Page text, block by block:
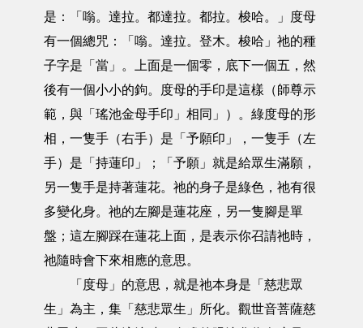
是：「嗡。達拉。都達拉。都拉。梭哈。」度母
有一個總咒：「嗡。達拉。登木。梭哈」祂的種
子字是「當」。上面是一個零，底下一個五，然
後有一個小小的鉤。度母的手印是這樣（師尊示
範，與「瑤池金母手印」相同」）。綠度母的形
相，一隻手（右手）是「予願印」，一隻手（左
手）是「持蓮印」；「予願」就是給眾生滿願，
另一隻手是持著蓮花。祂的身子是綠色，祂有很
多變化身。祂的左腳是蓮花座，另一隻腳是單
盤；這左腳踩在蓮花上面，是表示你召請祂時，
祂隨時會下來相應的意思。
「度母」的意思，就是祂本身是「慈悲眾
生」為主，集「慈悲眾生」所化。觀世音菩薩慈